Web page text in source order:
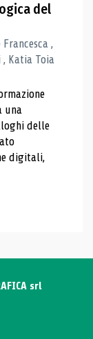
del
,
, Katia Toia
una
delle
digitali,
srl